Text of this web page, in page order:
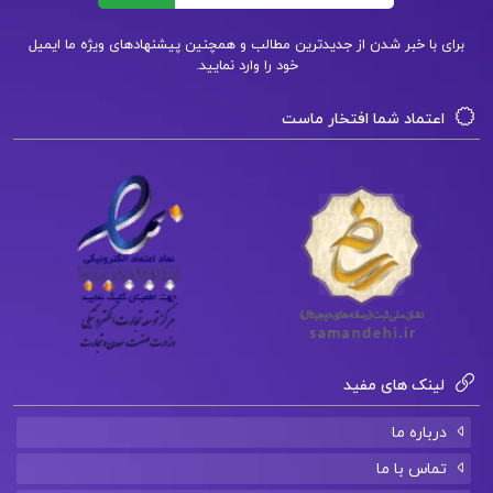
فاگو زیست جامع
کتاب پیشنهادی📚
دانلود فایل PDF کتاب تاریخ ادیان و مذاهب جهان
جلد 1 عبدالله مبلغی آبادانی
دانلود فایل PDF کتاب الکترونیک صنعتی محمد ح.
برای با خبر شدن از جدیدترین مطالب و همچنین پیشنهادهای ویژه ما ایمیل
خود را وارد نمایید.
اعتماد شما افتخار ماست
لینک های مفید
درباره ما
تماس با ما